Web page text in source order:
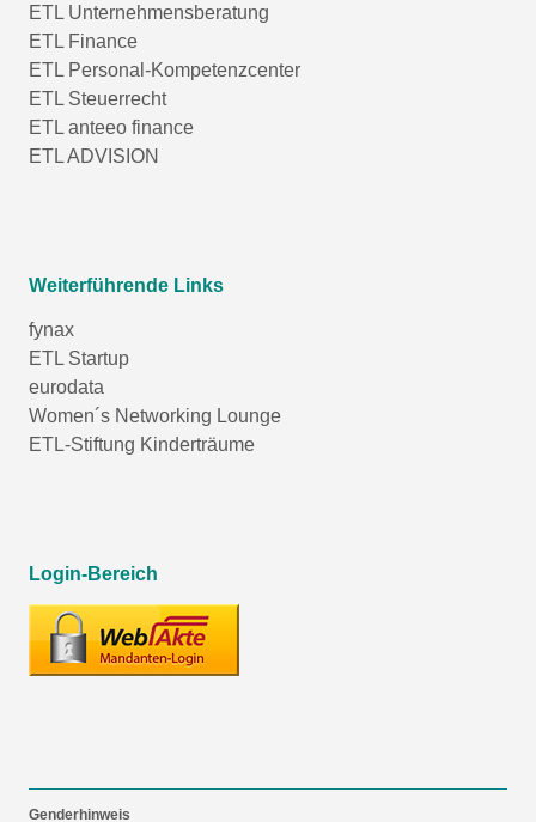
ETL Unternehmensberatung
ETL Finance
ETL Personal-Kompetenzcenter
ETL Steuerrecht
ETL anteeo finance
ETL ADVISION
Weiterführende Links
fynax
ETL Startup
eurodata
Women´s Networking Lounge
ETL-Stiftung Kinderträume
Login-Bereich
Genderhinweis